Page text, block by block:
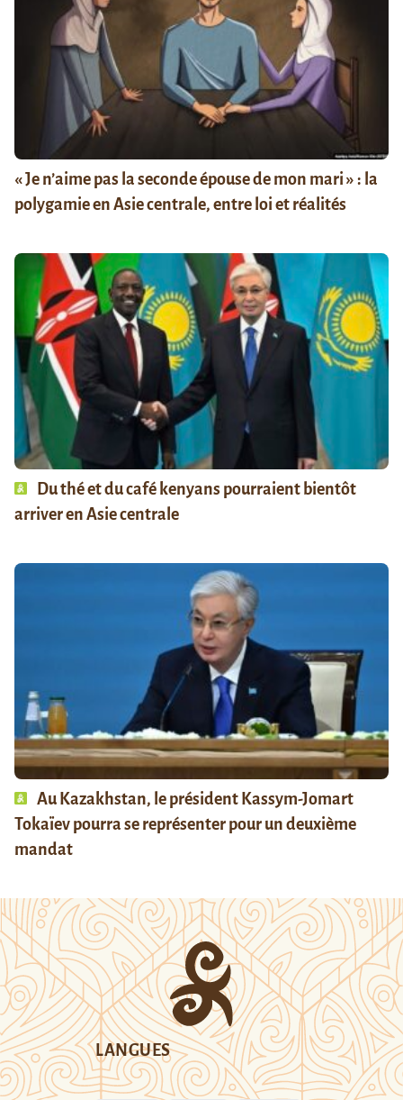
« Je n’aime pas la seconde épouse de mon mari » : la
polygamie en Asie centrale, entre loi et réalités
Du thé et du café kenyans pourraient bientôt
arriver en Asie centrale
Au Kazakhstan, le président Kassym-Jomart
Tokaïev pourra se représenter pour un deuxième
mandat
LANGUES